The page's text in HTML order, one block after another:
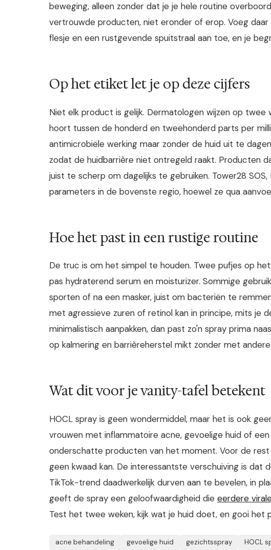
beweging, alleen zonder dat je je hele routine
vertrouwde producten, niet eronder of erop. Voeg
flesje en een rustgevende spuitstraal aan toe, en je
Op het etiket let je op deze cijfers
Niet elk product is gelijk. Dermatologen wijzen op
hoort tussen de honderd en tweehonderd parts per
antimicrobiële werking maar zonder de huid uit te
zodat de huidbarrière niet ontregeld raakt. Producten
juist te scherp om dagelijks te gebruiken. Tower28
parameters in de bovenste regio, hoewel ze qua
Hoe het past in een rustige routine
De truc is om het simpel te houden. Twee pufjes op
pas hydraterend serum en moisturizer. Sommige
sporten of na een masker, juist om bacteriën te
met agressieve zuren of retinol kan in principe, mits je
minimalistisch aanpakken, dan past zo'n spray prima
op kalmering en barrièreherstel mikt zonder met
Wat dit voor je vanity-tafel betekent
HOCL spray is geen wondermiddel, maar het is ook
vrouwen met inflammatoire acne, gevoelige huid of
onderschatte producten van het moment. Voor de
geen kwaad kan. De interessantste verschuiving is dat
TikTok-trend daadwerkelijk durven aan te bevelen, in
geeft de spray een geloofwaardigheid die eerdere
Test het twee weken, kijk wat je huid doet, en gooi het
acne behandeling gevoelige huid gezichtsspray HOCL